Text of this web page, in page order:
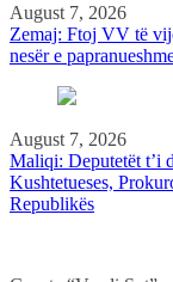
August 7, 2026
Zemaj: Ftoj VV të
nesër e
August 7, 2026
Maliqi: Deputetët t’i
Kushtetueses,
Republikës